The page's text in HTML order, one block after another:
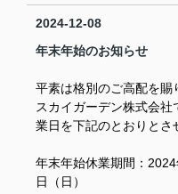
2024-12-08
年末年始のお知らせ
平素は格別のご高配を賜
スカイガーデン株式会
業日を下記のとおりとさ
年末年始休業期間：
日（日）